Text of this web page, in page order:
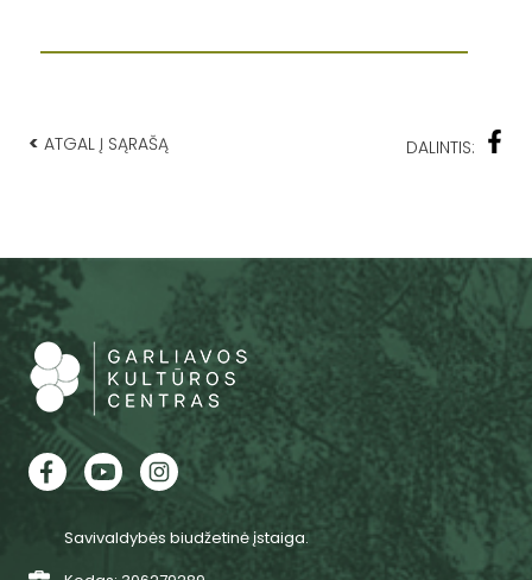
< ATGAL Į SĄRAŠĄ DALINTIS:
Savivaldybės biudžetinė įstaiga.